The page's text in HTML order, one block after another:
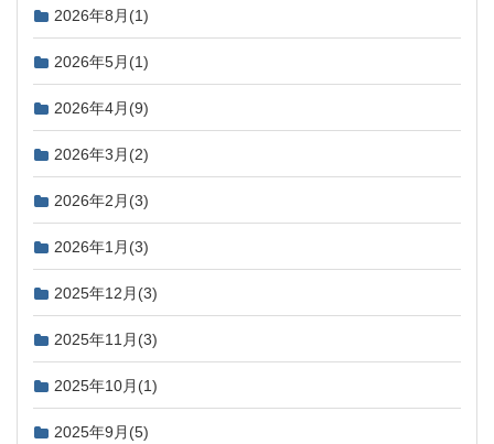
2026年8月 (1)
2026年5月 (1)
2026年4月 (9)
2026年3月 (2)
2026年2月 (3)
2026年1月 (3)
2025年12月 (3)
2025年11月 (3)
2025年10月 (1)
2025年9月 (5)